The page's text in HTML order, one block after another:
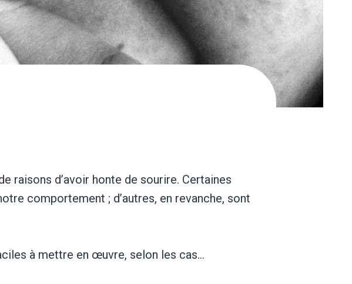
raisons d’avoir honte de sourire. Certaines
comportement ; d’autres, en revanche, sont
à mettre en œuvre, selon les cas…